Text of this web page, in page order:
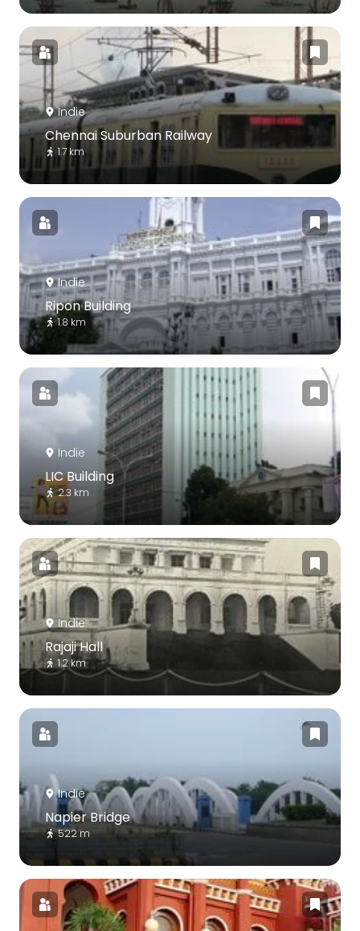
Indie
Chennai Suburban Railway
1.7 km
Indie
Ripon Building
1.8 km
Indie
LIC Building
2.3 km
Indie
Rajaji Hall
1.2 km
Indie
Napier Bridge
522 m